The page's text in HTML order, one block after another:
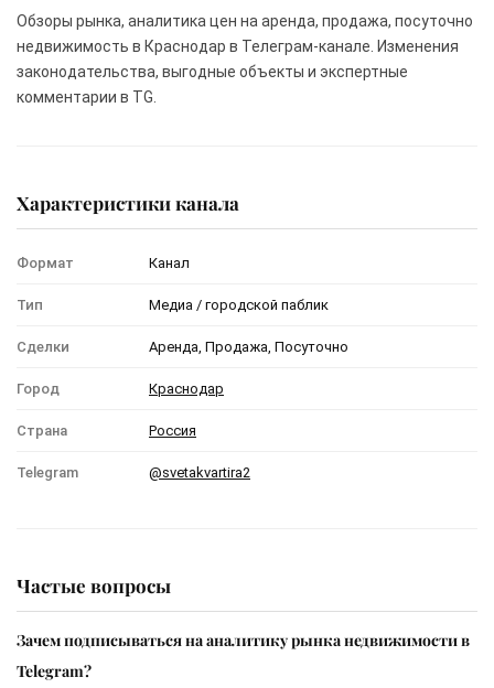
Обзоры рынка, аналитика цен на аренда, продажа, посуточно
недвижимость в Краснодар в Телеграм-канале. Изменения
законодательства, выгодные объекты и экспертные
комментарии в TG.
Характеристики канала
Формат Канал
Тип Медиа / городской паблик
Сделки Аренда, Продажа, Посуточно
Город Краснодар
Страна Россия
Telegram @svetakvartira2
Частые вопросы
Зачем подписываться на аналитику рынка недвижимости в
Telegram?